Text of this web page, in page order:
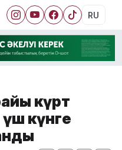
RU
күрт
күнге